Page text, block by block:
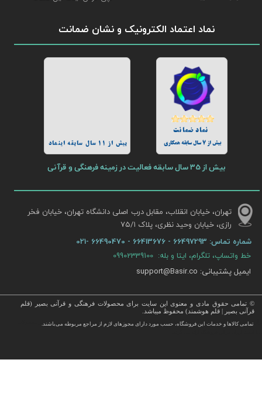
© تمامی حقوق مادی و معنوی این سایت برای محصولات فرهنگی و قرآنی بصیر (قلم
قرآنی بصیر | قلم هوشمند) محفوظ میباشد.
تمامی كالاها و خدمات این فروشگاه، حسب مورد دارای مجوزهای لازم از مراجع مربوطه می‌باشند.
، انواع قلم قرآنی ، انواع کتاب نفیس و قرآن نفیس , قرآن عروس , کتب نفیس و معطر , کتاب چرمی و سایر محصولات
نماد اعتماد الکترونیک و نشان ضمانت
بیش از 11 سال سابقه اینماد
بیش از 35 سال سابقه فعالیت در زمینه فرهنگی و قرآنی
بیش از 7 سال سابقه همکاری
تهران، خیابان انقلاب، مقابل درب اصلی دانشگاه تهران، خیابان فخر
رازی، خیابان وحید نظری، پلاک ۷۵/۱​​​​​​​
شماره تماس:
خط واتساپ، تلگرام، ایتا و بله: 09902339100
ایمیل پشتیبانی: support@Basir.co